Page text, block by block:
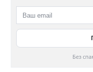
Без